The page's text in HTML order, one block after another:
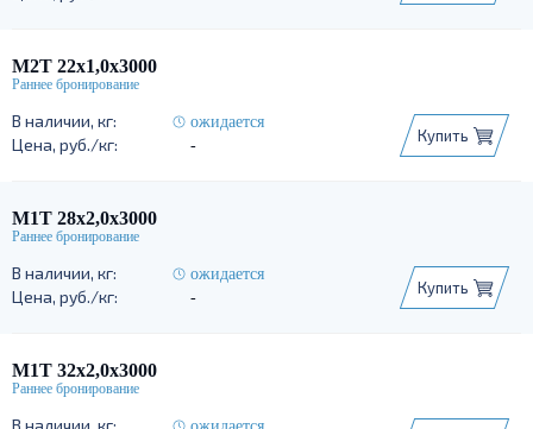
М2Т 22х1,0х3000
ожидается
-
Купить
М1Т 28х2,0х3000
ожидается
-
Купить
М1Т 32х2,0х3000